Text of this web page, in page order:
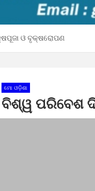
ଓ ବୃକ୍ଷରୋପଣ
ମୋ ଓଡ଼ିଶା
ବିଶ୍ୱ ପରିବେଶ